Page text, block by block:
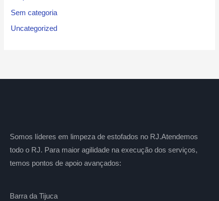
Sem categoria
Uncategorized
Somos líderes em limpeza de estofados no RJ.Atendemos
todo o RJ. Para maior agilidade na execução dos serviços,
temos pontos de apoio avançados:
Barra da Tijuca